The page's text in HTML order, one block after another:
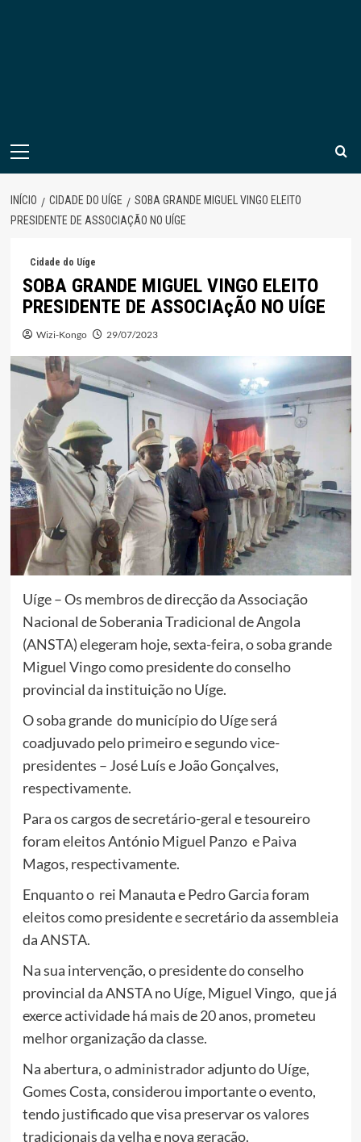
Menu
INÍCIO CIDADE DO UÍGE
SOBA GRANDE MIGUEL VINGO ELEITO
PRESIDENTE DE ASSOCIAÇÃO NO UÍGE
Cidade do Uíge
SOBA GRANDE MIGUEL VINGO ELEITO
PRESIDENTE DE ASSOCIAçÃO NO UÍGE
Wizi-Kongo 29/07/2023
Uíge – Os membros de direcção da Associação
Nacional de Soberania Tradicional de Angola
(ANSTA) elegeram hoje, sexta-feira, o soba grande
Miguel Vingo como presidente do conselho
provincial da instituição no Uíge.
O soba grande do município do Uíge será
coadjuvado pelo primeiro e segundo vice-
presidentes – José Luís e João Gonçalves,
respectivamente.
Para os cargos de secretário-geral e tesoureiro
foram eleitos António Miguel Panzo e Paiva
Magos, respectivamente.
Enquanto o rei Manauta e Pedro Garcia foram
eleitos como presidente e secretário da assembleia
da ANSTA.
Na sua intervenção, o presidente do conselho
provincial da ANSTA no Uíge, Miguel Vingo, que já
exerce actividade há mais de 20 anos, prometeu
melhor organização da classe.
Na abertura, o administrador adjunto do Uíge,
Gomes Costa, considerou importante o evento,
tendo justificado que visa preservar os valores
tradicionais da velha e nova geração.